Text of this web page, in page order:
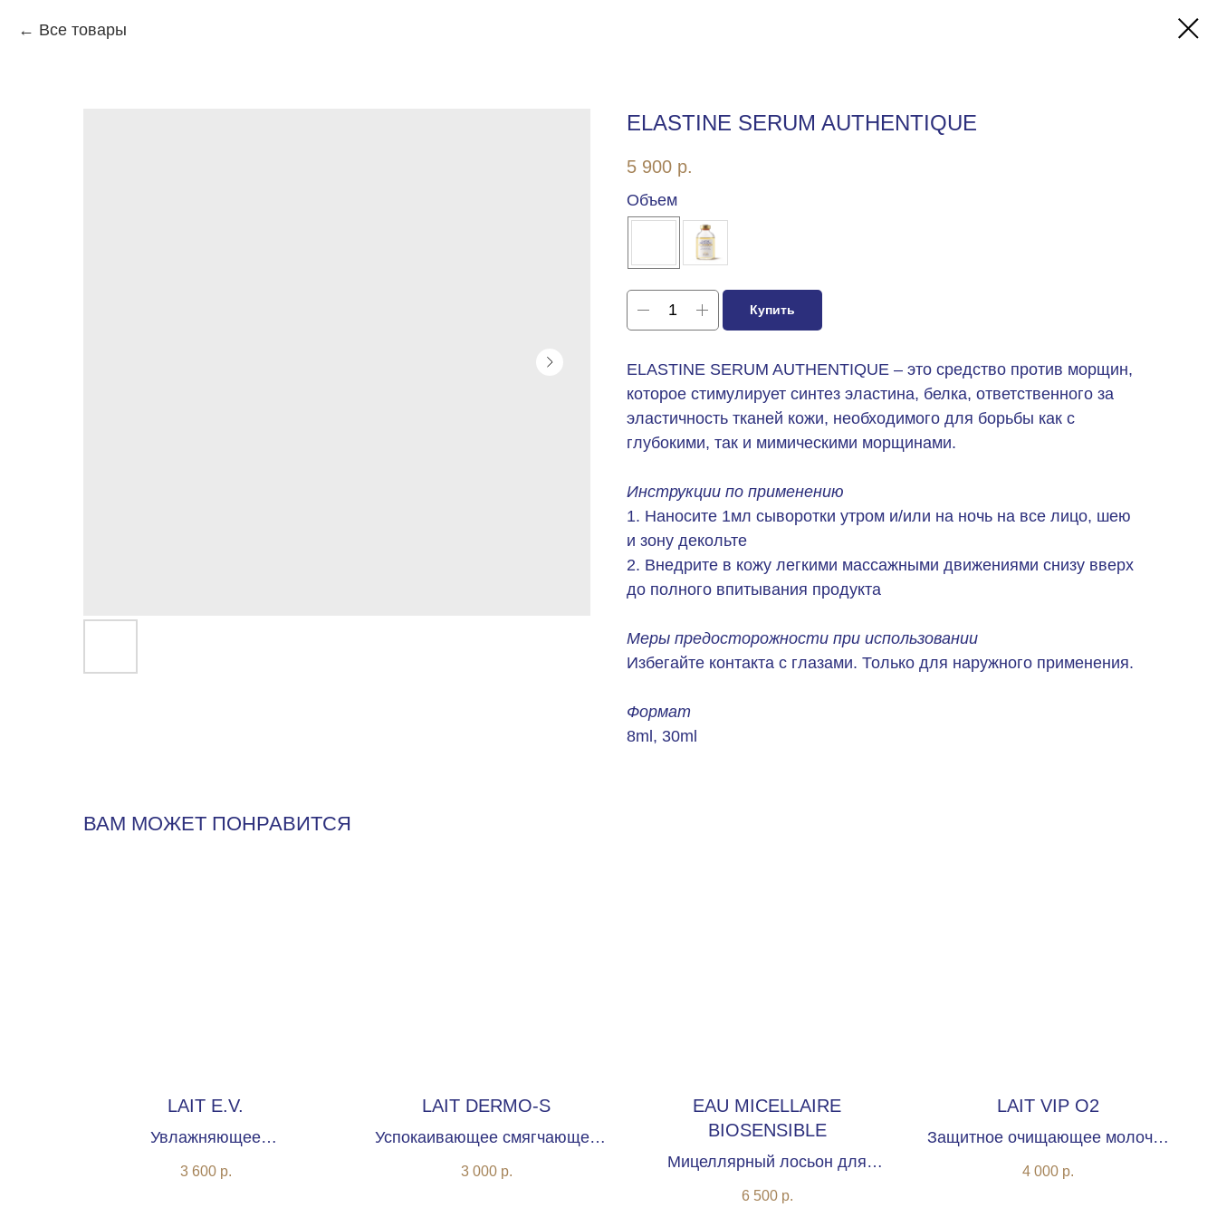
Все товары
ELASTINE SERUM AUTHENTIQUE
5 900 р.
Объем
Купить
ELASTINE SERUM AUTHENTIQUE – это средство против морщин,
которое стимулирует синтез эластина, белка, ответственного за
эластичность тканей кожи, необходимого для борьбы как с
глубокими, так и мимическими морщинами.
Инструкции по применению
1. Наносите 1мл сыворотки утром и/или на ночь на все лицо, шею
и зону декольте
2. Внедрите в кожу легкими массажными движениями снизу вверх
до полного впитывания продукта
Меры предосторожности при использовании
Избегайте контакта с глазами. Только для наружного применения.
Формат
8ml, 30ml
ВАМ МОЖЕТ ПОНРАВИТСЯ
LAIT E.V.
Увлажняющее
липидовосстанавливающее
3 600 р.
LAIT DERMO-S
Успокаивающее смягчающее
очищающее молочко
3 000 р.
EAU MICELLAIRE
BIOSENSIBLE
Мицеллярный лосьон для
чувствительной кожи лица
6 500 р.
LAIT VIP O2
Защитное очищающее молочко
с оксигенирующим комплексом
4 000 р.